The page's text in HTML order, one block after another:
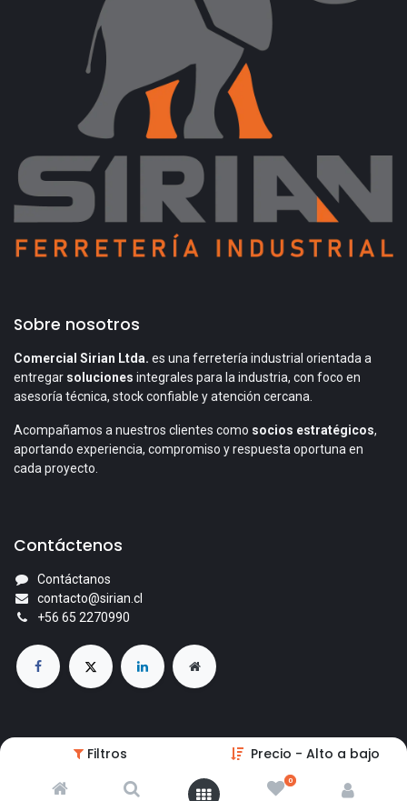
Filtros Precio - Alto a bajo
0
Sobre nosotros
Comercial Sirian Ltda. es una ferretería industrial orientada a
entregar soluciones integrales para la industria, con foco en
asesoría técnica, stock confiable y atención cercana.
Acompañamos a nuestros clientes como socios estratégicos,
aportando experiencia, compromiso y respuesta oportuna en
cada proyecto.
Contáctenos
Contáctanos
contacto@sirian.cl
+56 65 2270990
© 2026 Comercial Sirian Ltda. Todos los derechos reservados.
Comercio electrónico de
código abierto